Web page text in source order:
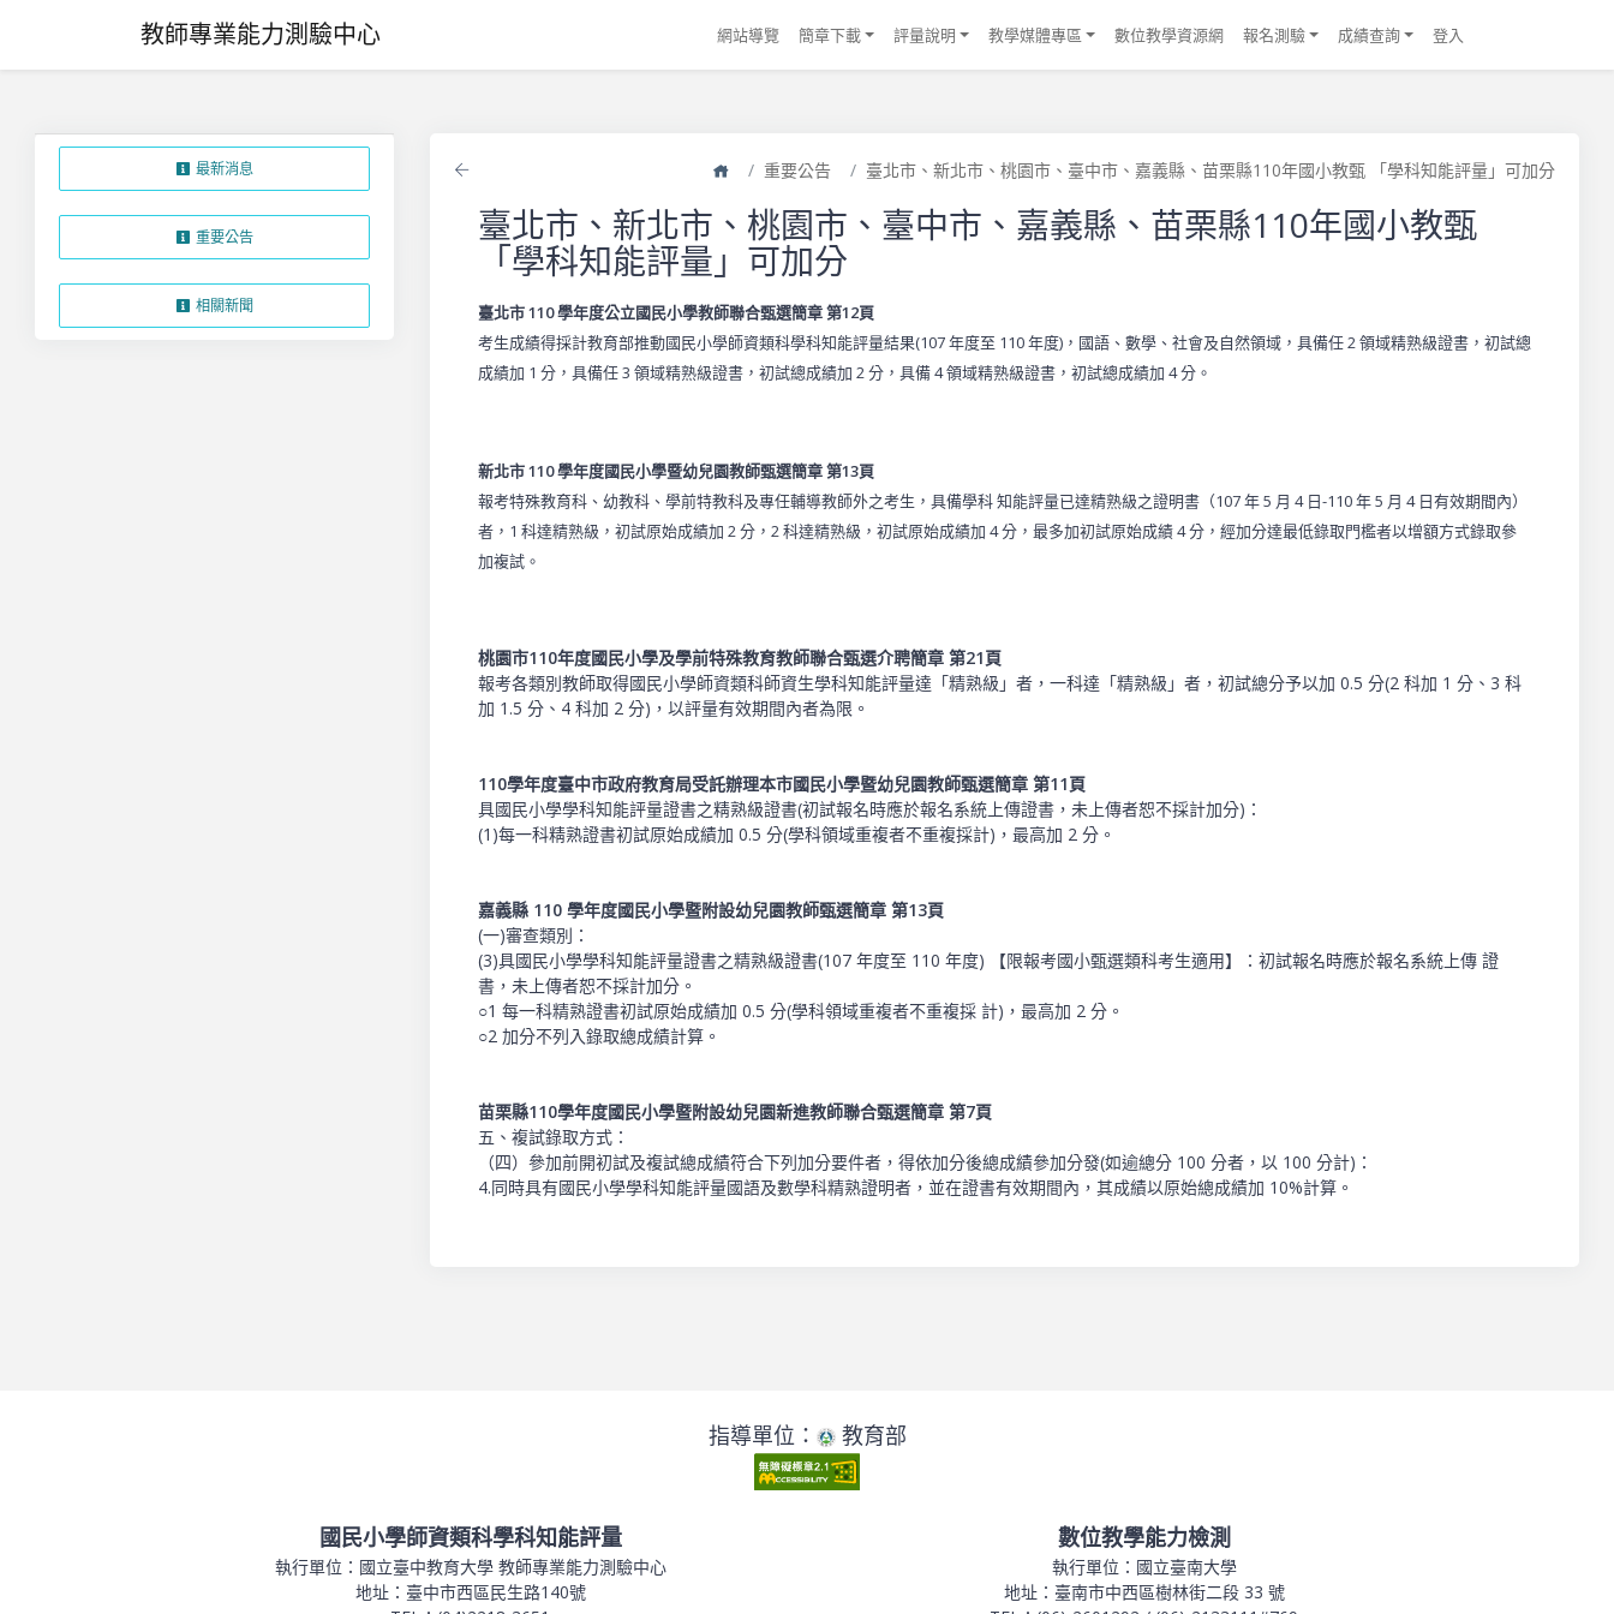
教師專業能力測驗中心 網站導覽 簡章下載 評量說明 教學媒體專區 數位教學資源網 報名測驗 成績查詢 登入
最新消息
重要公告
相關新聞
首頁 重要公告 臺北市、新北市、桃園市、臺中市、嘉義縣、苗栗縣110年國小教甄 「學科知能評量」可加分
臺北市、新北市、桃園市、臺中市、嘉義縣、苗栗縣110年國小教甄
「學科知能評量」可加分
臺北市 110 學年度公立國民小學教師聯合甄選簡章 第12頁
考生成績得採計教育部推動國民小學師資類科學科知能評量結果(107 年度至 110 年度)，國語、數學、社會及自然領域，具備任 2 領域精熟級證書，初試總
成績加 1 分，具備任 3 領域精熟級證書，初試總成績加 2 分，具備 4 領域精熟級證書，初試總成績加 4 分。
新北市 110 學年度國民小學暨幼兒園教師甄選簡章 第13頁
報考特殊教育科、幼教科、學前特教科及專任輔導教師外之考生，具備學科 知能評量已達精熟級之證明書（107 年 5 月 4 日-110 年 5 月 4 日有效期間內）
者，1 科達精熟級，初試原始成績加 2 分，2 科達精熟級，初試原始成績加 4 分，最多加初試原始成績 4 分，經加分達最低錄取門檻者以增額方式錄取參
加複試。
桃園市110年度國民小學及學前特殊教育教師聯合甄選介聘簡章 第21頁
報考各類別教師取得國民小學師資類科師資生學科知能評量達「精熟級」者，一科達「精熟級」者，初試總分予以加 0.5 分(2 科加 1 分、3 科
加 1.5 分、4 科加 2 分)，以評量有效期間內者為限。
110學年度臺中市政府教育局受託辦理本市國民小學暨幼兒園教師甄選簡章 第11頁
具國民小學學科知能評量證書之精熟級證書(初試報名時應於報名系統上傳證書，未上傳者恕不採計加分)：
(1)每一科精熟證書初試原始成績加 0.5 分(學科領域重複者不重複採計)，最高加 2 分。
嘉義縣 110 學年度國民小學暨附設幼兒園教師甄選簡章 第13頁
(一)審查類別：
(3)具國民小學學科知能評量證書之精熟級證書(107 年度至 110 年度) 【限報考國小甄選類科考生適用】：初試報名時應於報名系統上傳 證
書，未上傳者恕不採計加分。
○1 每一科精熟證書初試原始成績加 0.5 分(學科領域重複者不重複採 計)，最高加 2 分。
○2 加分不列入錄取總成績計算。
苗栗縣110學年度國民小學暨附設幼兒園新進教師聯合甄選簡章 第7頁
五、複試錄取方式：
（四）參加前開初試及複試總成績符合下列加分要件者，得依加分後總成績參加分發(如逾總分 100 分者，以 100 分計)：
4.同時具有國民小學學科知能評量國語及數學科精熟證明者，並在證書有效期間內，其成績以原始總成績加 10%計算。
指導單位： 教育部
國民小學師資類科學科知能評量
執行單位：國立臺中教育大學 教師專業能力測驗中心
地址：臺中市西區民生路140號
數位教學能力檢測
執行單位：國立臺南大學
地址：臺南市中西區樹林街二段 33 號